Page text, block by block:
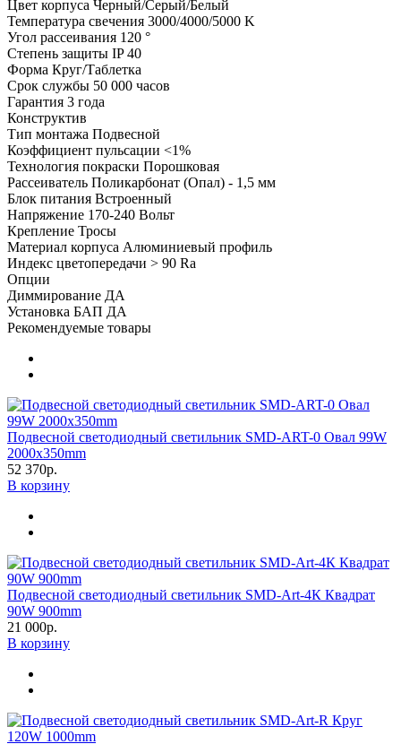
Цвет корпуса Черный/Серый/Белый
Температура свечения 3000/4000/5000 K
Угол рассеивания 120 °
Степень защиты IP 40
Форма Круг/Таблетка
Срок службы 50 000 часов
Гарантия 3 года
Конструктив
Тип монтажа Подвесной
Коэффициент пульсации <1%
Технология покраски Порошковая
Рассеиватель Поликарбонат (Опал) - 1,5 мм
Блок питания Встроенный
Напряжение 170-240 Вольт
Крепление Тросы
Материал корпуса Алюминиевый профиль
Индекс цветопередачи > 90 Ra
Опции
Диммирование ДА
Установка БАП ДА
Рекомендуемые товары
Подвесной светодиодный светильник SMD-ART-0 Овал 99W
2000х350mm
52 370р.
В корзину
Подвесной светодиодный светильник SMD-Art-4К Квадрат
90W 900mm
21 000р.
В корзину